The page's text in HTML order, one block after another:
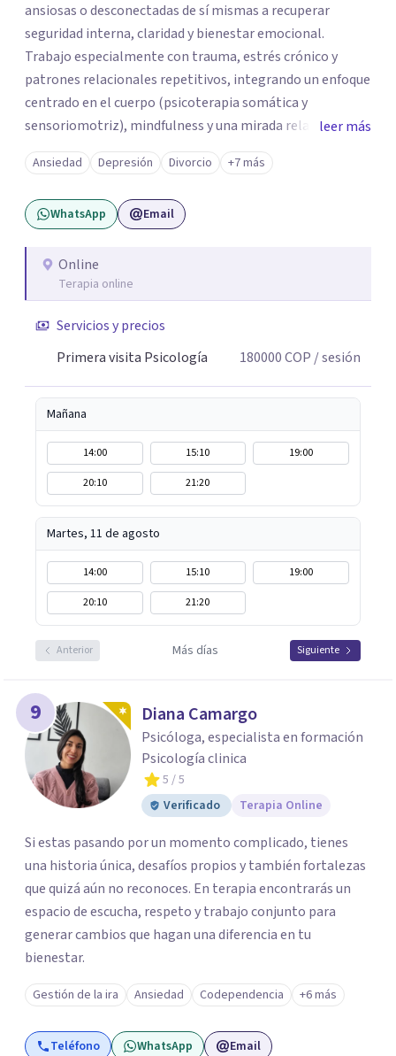
ansiosas o desconectadas de sí mismas a recuperar
seguridad interna, claridad y bienestar emocional.
Trabajo especialmente con trauma, estrés crónico y
patrones relacionales repetitivos, integrando un enfoque
centrado en el cuerpo (psicoterapia somática y
sensoriomotriz), mindfulness y una mirada relacional y
psicodinámica. En terapia te ayudo a entender lo que te
pasa sin juicio, a regular tu sistema nervioso y a
desarrollar recursos concretos para sentirte más
presente, estable y en paz contigo. También tengo
lo que me permite abordar dinámicas profundas que
pueden estar influyendo en tu historia y tus vínculos
leer más
Ansiedad Depresión Divorcio +7 más
WhatsApp Email
Online
Terapia online
Servicios y precios
Primera visita Psicología
180000COP / sesión
Mañana
14:00 15:10
19:00
20:10
21:20
Martes, 11 de agosto
14:00 15:10
19:00
20:10
21:20
Anterior Más días Siguiente
9 Diana Camargo
Psicóloga, especialista en formación
Psicología clinica
5 / 5
Verificado
Terapia Online
Si estas pasando por un momento complicado, tienes
una historia única, desafíos propios y también fortalezas
que quizá aún no reconoces. En terapia encontrarás un
espacio de escucha, respeto y trabajo conjunto para
generar cambios que hagan una diferencia en tu
bienestar.
Gestión de la ira Ansiedad Codependencia +6 más
Teléfono WhatsApp Email